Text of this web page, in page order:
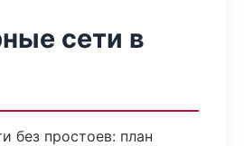
сети в
без простоев: план